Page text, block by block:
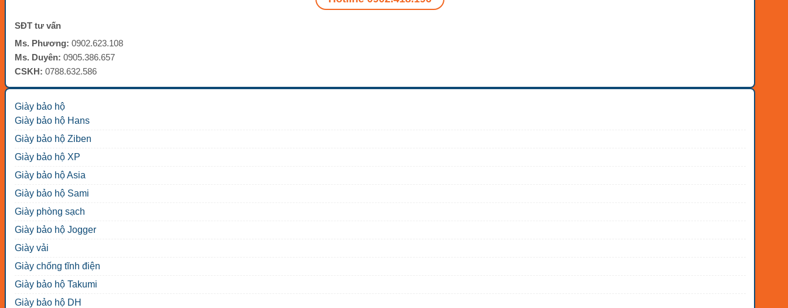
SĐT tư vấn
Ms. Phương: 0902.623.108
Ms. Duyên: 0905.386.657
CSKH: 0788.632.586
Giày bảo hộ
Giày bảo hộ Hans
Giày bảo hộ Ziben
Giày bảo hộ XP
Giày bảo hộ Asia
Giày bảo hộ Sami
Giày phòng sạch
Giày bảo hộ Jogger
Giày vải
Giày chống tĩnh điện
Giày bảo hộ Takumi
Giày bảo hộ DH